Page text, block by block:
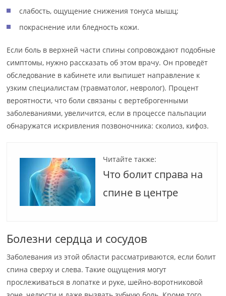
слабость, ощущение снижения тонуса мышц;
покраснение или бледность кожи.
Если боль в верхней части спины сопровождают подобные
симптомы, нужно рассказать об этом врачу. Он проведёт
обследование в кабинете или выпишет направление к
узким специалистам (травматолог, невролог). Процент
вероятности, что боли связаны с вертеброгенными
заболеваниями, увеличится, если в процессе пальпации
обнаружатся искривления позвоночника: сколиоз, кифоз.
Читайте также:
Что болит справа на
спине в центре
Болезни сердца и сосудов
Заболевания из этой области рассматриваются, если болит
спина сверху и слева. Такие ощущения могут
прослеживаться в лопатке и руке, шейно-воротниковой